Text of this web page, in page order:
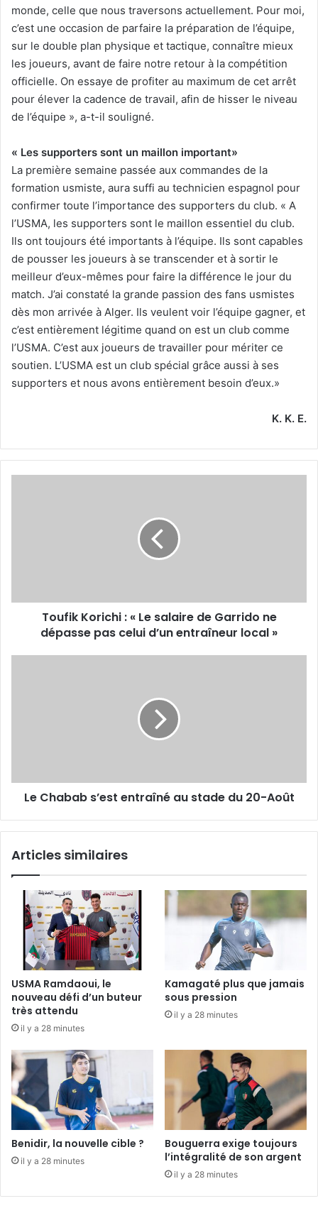
monde, celle que nous traversons actuellement. Pour moi,
c’est une occasion de parfaire la préparation de l’équipe,
sur le double plan physique et tactique, connaître mieux
les joueurs, avant de faire notre retour à la compétition
officielle. On essaye de profiter au maximum de cet arrêt
pour élever la cadence de travail, afin de hisser le niveau
de l’équipe », a-t-il souligné.
« Les supporters sont un maillon important»
La première semaine passée aux commandes de la
formation usmiste, aura suffi au technicien espagnol pour
confirmer toute l’importance des supporters du club. « A
l’USMA, les supporters sont le maillon essentiel du club.
Ils ont toujours été importants à l’équipe. Ils sont capables
de pousser les joueurs à se transcender et à sortir le
meilleur d’eux-mêmes pour faire la différence le jour du
match. J’ai constaté la grande passion des fans usmistes
dès mon arrivée à Alger. Ils veulent voir l’équipe gagner, et
c’est entièrement légitime quand on est un club comme
l’USMA. C’est aux joueurs de travailler pour mériter ce
soutien. L’USMA est un club spécial grâce aussi à ses
supporters et nous avons entièrement besoin d’eux.»
K. K. E.
ne
dépasseToufik Korichi : « Le salaire de Garrido ne
dépasse pas celui d’un entraîneur local »
Août
Le Chabab s’est entraîné au stade du 20-Août
Articles similaires
USMA Ramdaoui, le
nouveau défi d’un buteur
très attendu
il y a 28 minutes
Kamagaté plus que jamais
sous pression
il y a 28 minutes
Benidir, la nouvelle cible ?
il y a 28 minutes
Bouguerra exige toujours
l’intégralité de son argent
il y a 28 minutes